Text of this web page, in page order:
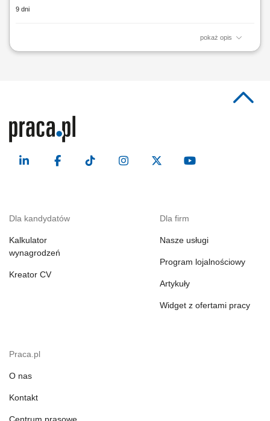
9 dni
pokaż opis
Opis stanowiska: Prowadzenie prywatnych lekcji i korepetycji w Polsce.
Dla kandydatów
Kalkulator
wynagrodzeń
Kreator CV
Dla firm
Nasze usługi
Program lojalnościowy
Artykuły
Widget z ofertami pracy
Praca.pl
O nas
Kontakt